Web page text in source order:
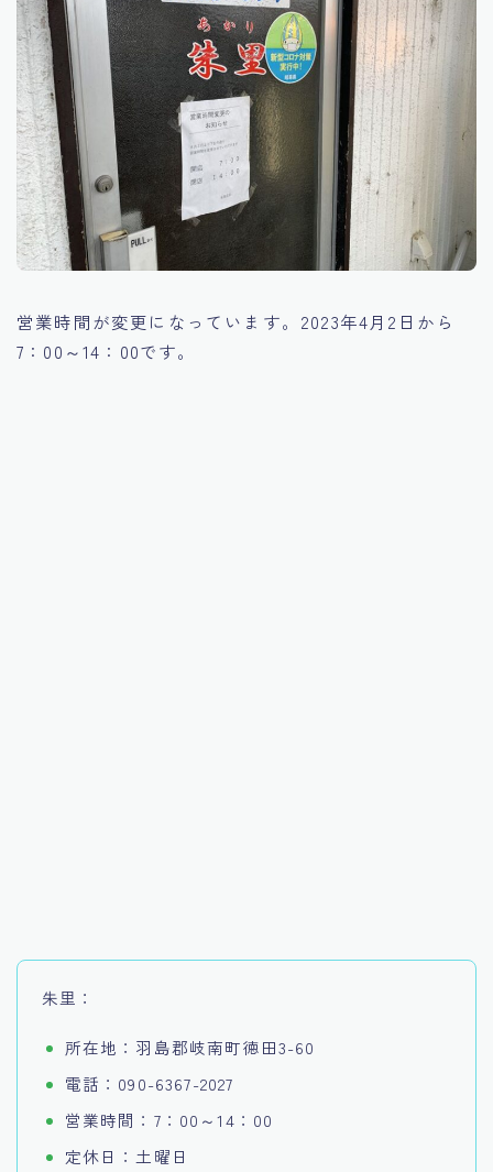
営業時間が変更になっています。2023年4月2日から
7：00～14：00です。
朱里：
所在地：羽島郡岐南町徳田3-60
電話：090-6367-2027
営業時間：7：00～14：00
定休日：土曜日